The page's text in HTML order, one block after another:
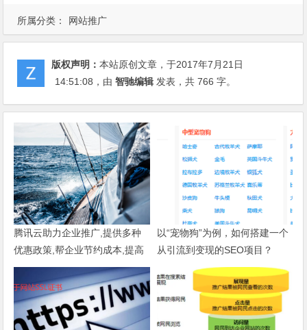
所属分类： 网站推广
版权声明：本站原创文章，于2017年7月21日
14:51:08 ，由智驰编辑 发表，共 766 字。
腾讯云助力企业推广,提供多种
优惠政策,帮企业节约成本,提高
效率
以“宠物狗”为例，如何搭建一个
从引流到变现的SEO项目？